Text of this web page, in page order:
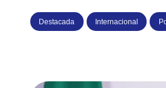
Destacada Internacional